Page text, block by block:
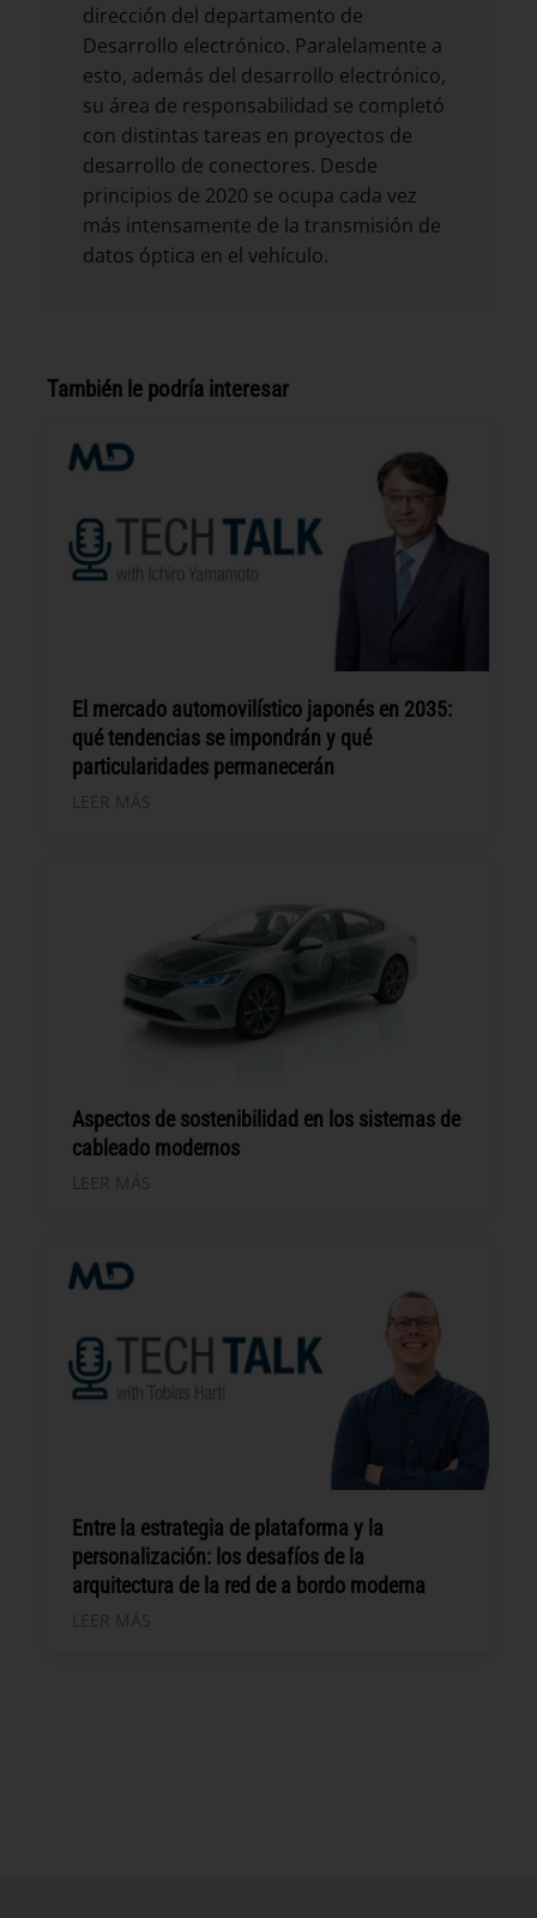
dirección del departamento de
Desarrollo electrónico. Paralelamente a
esto, además del desarrollo electrónico,
su área de responsabilidad se completó
con distintas tareas en proyectos de
desarrollo de conectores. Desde
principios de 2020 se ocupa cada vez
más intensamente de la transmisión de
datos óptica en el vehículo.
También le podría interesar
El mercado automovilístico japonés en 2035:
qué tendencias se impondrán y qué
particularidades permanecerán
Aspectos de sostenibilidad en los sistemas de
cableado modernos
Entre la estrategia de plataforma y la
personalización: los desafíos de la
arquitectura de la red de a bordo moderna